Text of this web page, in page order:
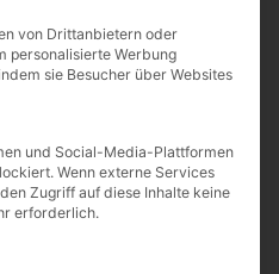
DE
von Drittanbietern oder
personalisierte Werbung
sie Besucher über Websites
und Social-Media-Plattformen
Wenn externe Services
Zugriff auf diese Inhalte keine
erforderlich.